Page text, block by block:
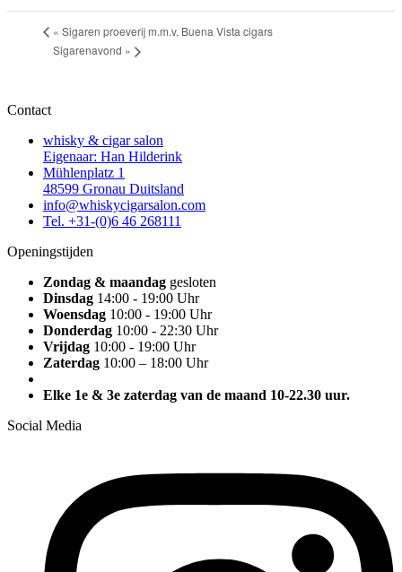
« Sigaren proeverij m.m.v. Buena Vista cigars
Sigarenavond »
Contact
whisky & cigar salon
Eigenaar: Han Hilderink
Mühlenplatz 1
48599 Gronau Duitsland
info@whiskycigarsalon.com
Tel. +31-(0)6 46 268111
Openingstijden
Zondag & maandag gesloten
Dinsdag 14:00 - 19:00 Uhr
Woensdag 10:00 - 19:00 Uhr
Donderdag 10:00 - 22:30 Uhr
Vrijdag 10:00 - 19:00 Uhr
Zaterdag 10:00 – 18:00 Uhr
Elke 1e & 3e zaterdag van de maand 10-22.30 uur.
Social Media